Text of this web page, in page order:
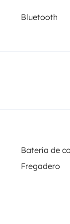
Bluetooth
Batería de
Fregadero